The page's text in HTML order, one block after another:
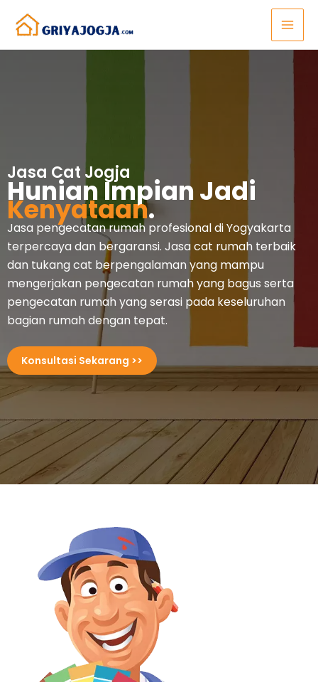
konten
Jasa Cat Jogja
Hunian Impian Jadi
Kenyataan.
Jasa pengecatan rumah profesional di Yogyakarta
terpercaya dan bergaransi. Jasa cat rumah terbaik
dan tukang cat berpengalaman yang mampu
mengerjakan pengecatan rumah yang bagus serta
pengecatan rumah yang serasi pada keseluruhan
bagian rumah dengan tepat.
Konsultasi Sekarang >>